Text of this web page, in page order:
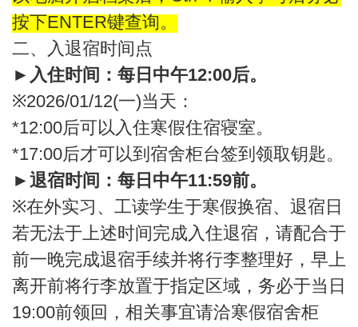
按下ENTER键查询。
二、入退宿时间点
► 入住时间：每日中午12:00后。
※2026/01/12(一)当天：
*12:00后可以入住寒假住宿寝室。
*17:00后才可以到宿舍柜台签到领取钥匙。
► 退宿时间：每日中午11:59前。
※在外实习、工读学生于寒假换宿、退宿日
若无法于上述时间完成入住退宿，请配合于
前一晚完成退宿手续并将行李整理好，早上
离开前将行李放置于指定区域，务必于当日
19:00前领回，相关事宜请洽寒假宿舍柜